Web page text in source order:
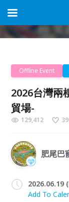
Offline Event
2026台灣兩
貿場-
129,412
肥尾巴
2026.06.19
Add To